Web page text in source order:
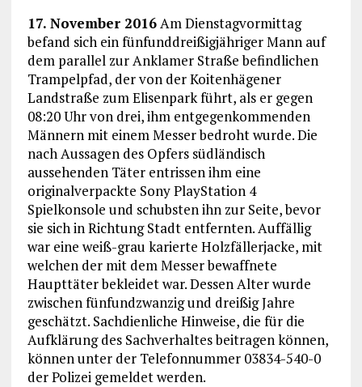
17. November 2016Am Dienstagvormittag
befand sich ein fünfunddreißigjähriger Mann auf
dem parallel zur Anklamer Straße befindlichen
Trampelpfad, der von der Koitenhägener
Landstraße zum Elisenpark führt, als er gegen
08:20 Uhr von drei, ihm entgegenkommenden
Männern mit einem Messer bedroht wurde. Die
nach Aussagen des Opfers südländisch
aussehenden Täter entrissen ihm eine
originalverpackte Sony PlayStation 4
Spielkonsole und schubsten ihn zur Seite, bevor
sie sich in Richtung Stadt entfernten. Auffällig
war eine weiß-grau karierte Holzfällerjacke, mit
welchen der mit dem Messer bewaffnete
Haupttäter bekleidet war. Dessen Alter wurde
zwischen fünfundzwanzig und dreißig Jahre
geschätzt. Sachdienliche Hinweise, die für die
Aufklärung des Sachverhaltes beitragen können,
können unter der Telefonnummer 03834-540-0
der Polizei gemeldet werden.